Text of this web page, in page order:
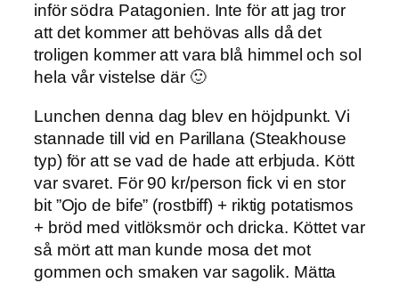
inför södra Patagonien. Inte för att jag tror
att det kommer att behövas alls då det
troligen kommer att vara blå himmel och sol
hela vår vistelse där 🙂
Lunchen denna dag blev en höjdpunkt. Vi
stannade till vid en Parillana (Steakhouse
typ) för att se vad de hade att erbjuda. Kött
var svaret. För 90 kr/person fick vi en stor
bit ”Ojo de bife” (rostbiff) + riktig potatismos
+ bröd med vitlöksmör och dricka. Köttet var
så mört att man kunde mosa det mot
gommen och smaken var sagolik. Mätta